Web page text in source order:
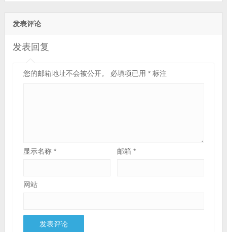
发表评论
发表回复
您的邮箱地址不会被公开。 必填项已用 *标注
显示名称 * 邮箱*
网站